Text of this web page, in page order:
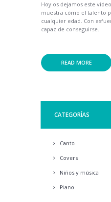
Hoy os dejamos este
muestra cómo el talento
cualquier edad. Con
capaz de conseguirse.
READ MORE
CATEGORÍAS
Canto
Covers
Niños y música
Piano